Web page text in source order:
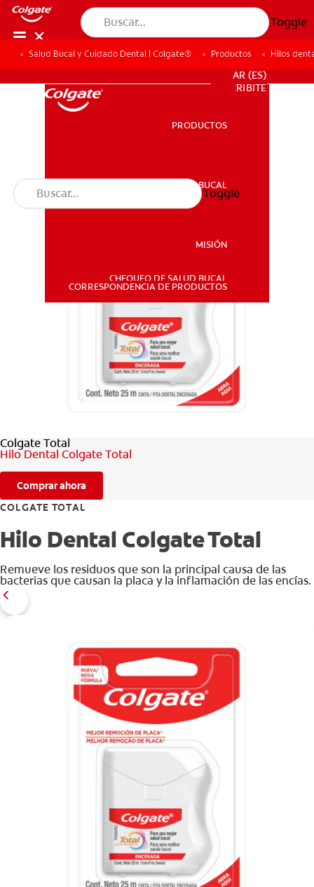
Toggle
SALUD BUCAL
CHEQUEO DE SALUD BUCAL
CORRESPONDENCIA DE PRODUCTOS
PARA PROFESIONALES
AR (ES)
SUSCRIBITE
PRODUCTOS
SALUD BUCAL
MISIÓN
CHEQUEO DE SALUD BUCAL
CORRESPONDENCIA DE PRODUCTOS
Toggle
Salud Bucal y Cuidado Dental | Colgate® Productos Hilos
Colgate Total
Hilo Dental Colgate Total
Comprar ahora
COLGATE TOTAL
Hilo Dental Colgate Total
Remueve los residuos que son la principal causa de las
bacterias que causan la placa y la inflamación de las encías.